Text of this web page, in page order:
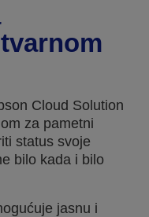
Cloud Solution
za pametni
status svoje
bilo kada i bilo
jasnu i